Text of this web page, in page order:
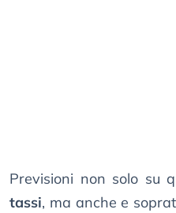
Previsioni non solo su
tassi, ma anche e